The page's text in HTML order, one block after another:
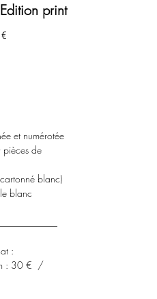
print
et numérotée
de
blanc)
blanc
:
: 30 € /